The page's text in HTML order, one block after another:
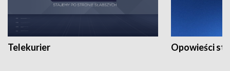
Telekurier Opowieści